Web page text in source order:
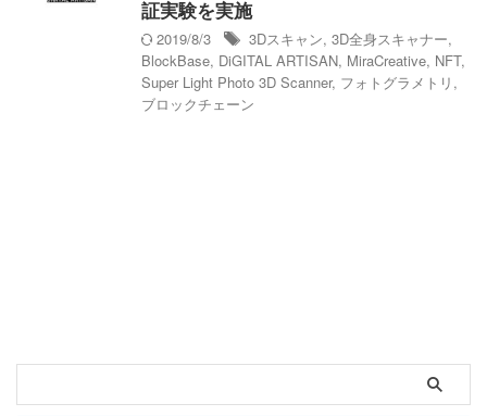
証実験を実施
2019/8/3
3Dスキャン, 3D全身スキャナー,
BlockBase, DiGITAL ARTISAN, MiraCreative, NFT,
Super Light Photo 3D Scanner, フォトグラメトリ ,
ブロックチェーン